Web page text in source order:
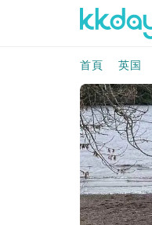
首頁 英国